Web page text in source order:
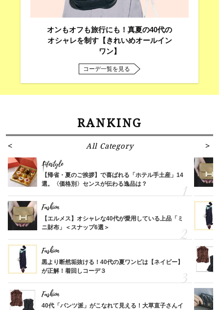
オンもオフも旅行にも！真夏の40代の
オシャレを制す【きれいめオールイン
ワン】
コーデ一覧を見る
RANKING
All Category
Lifestyle
【帰省・夏のご挨拶】で喜ばれる「ホテル手土産」14
選。〈価格別〉センスが伝わる逸品は？
Fashion
【エルメス】オシャレな40代が愛用している上品「ミ
ニ財布」＜スナップ6選＞
Fashion
黒より断然垢抜ける！40代の夏ワンピは【ネイビー】
が正解！着回しコーデ３
Fashion
40代「パンツ派」がこなれて見える！大草直子さんイ